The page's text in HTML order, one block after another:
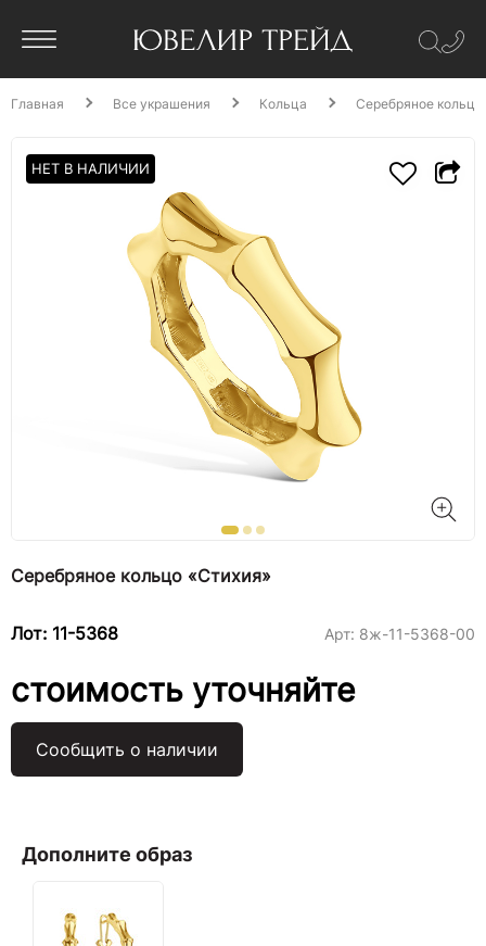
Главная Все украшения Кольца Серебряное кольцо
НЕТ В НАЛИЧИИ
Серебряное кольцо «Стихия»
Лот: 11-5368 Арт: 8ж-11-5368-00
стоимость уточняйте
Сообщить о наличии
Дополните образ